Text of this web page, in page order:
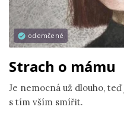
odemčené
Strach o mámu
Je nemocná už dlouho,
s tím vším smířit.